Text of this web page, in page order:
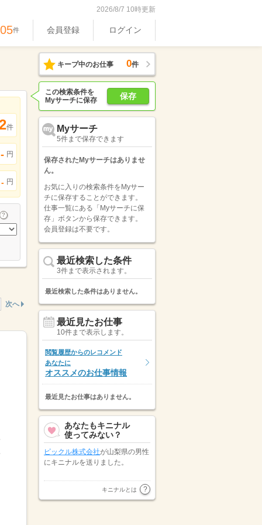
2026/8/7 10時更新
件 会員登録 ログイン
件
- 円
- 円
次へ
キープ中のお仕事 0件
保存
この検索条件を
Myサーチに保存
Myサーチ
5件まで保存できます
保存されたMyサーチはありませ
ん。
お気に入りの検索条件をMyサー
チに保存することができます。
仕事一覧にある「Myサーチに保
存」ボタンから保存できます。
会員登録は不要です。
最近検索した条件
3件まで表示されます。
最近検索した条件はありません。
最近見たお仕事
10件まで表示します。
閲覧履歴からのレコメンド
あなたに
オススメのお仕事情報
最近見たお仕事はありません。
あなたもキニナル
使ってみない？
ピックル株式会社が山梨県の男性
にキニナルを送りました。
株式会社キャリア
スタッフィングにキニナルを送り
キニナルとは